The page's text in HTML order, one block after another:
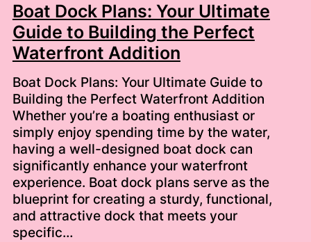
Boat Dock Plans: Your Ultimate
Guide to Building the Perfect
Waterfront Addition
Boat Dock Plans: Your Ultimate Guide to
Building the Perfect Waterfront Addition
Whether you’re a boating enthusiast or
simply enjoy spending time by the water,
having a well-designed boat dock can
significantly enhance your waterfront
experience. Boat dock plans serve as the
blueprint for creating a sturdy, functional,
and attractive dock that meets your
specific…